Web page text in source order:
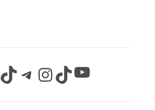
TikTok Telegram InstagramTikTok YouTube